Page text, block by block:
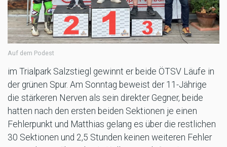
Auf dem Podest
im Trialpark Salzstiegl gewinnt er beide ÖTSV Läufe in
der grünen Spur. Am Sonntag beweist der 11-Jährige
die stärkeren Nerven als sein direkter Gegner, beide
hatten nach den ersten beiden Sektionen je einen
Fehlerpunkt und Matthias gelang es über die restlichen
30 Sektionen und 2,5 Stunden keinen weiteren Fehler